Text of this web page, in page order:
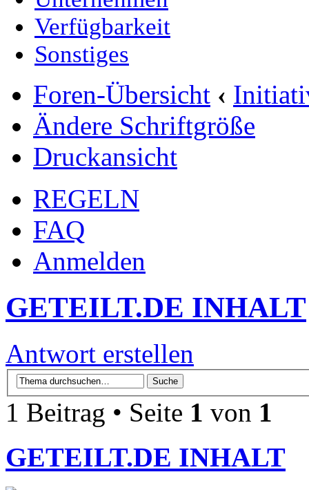
Verfügbarkeit
Sonstiges
Foren-Übersicht ‹
Ändere Schriftgröße
Druckansicht
REGELN
FAQ
Anmelden
GETEILT.DE INHALT
Antwort erstellen
1 Beitrag • Seite 1 von 1
GETEILT.DE INHALT